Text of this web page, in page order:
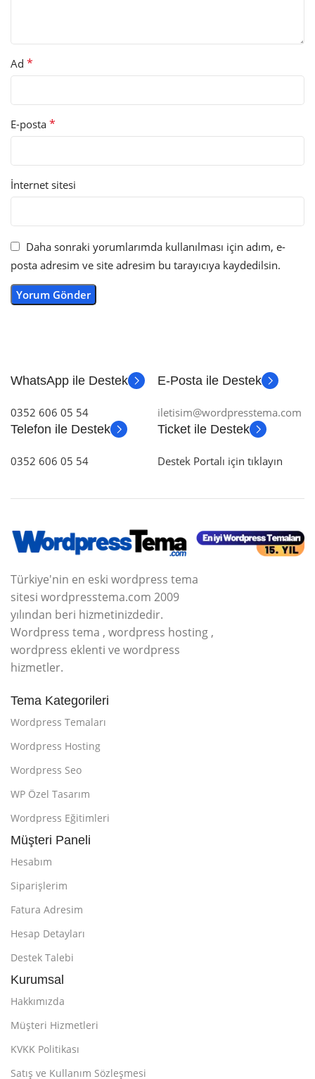
Ad *
E-posta *
İnternet sitesi
Daha sonraki yorumlarımda kullanılması için adım, e-
posta adresim ve site adresim bu tarayıcıya kaydedilsin.
WhatsApp ile Destek
0352 606 05 54
E-Posta ile Destek
iletisim@wordpresstema.com
Telefon ile Destek
0352 606 05 54
Ticket ile Destek
Destek Portalı için tıklayın
Türkiye'nin en eski wordpress tema
sitesi wordpresstema.com 2009
yılından beri hizmetinizdedir.
Wordpress tema , wordpress hosting ,
wordpress eklenti ve wordpress
hizmetler.
Tema Kategorileri
Wordpress Temaları
Wordpress Hosting
Wordpress Seo
WP Özel Tasarım
Wordpress Eğitimleri
Müşteri Paneli
Hesabım
Siparişlerim
Fatura Adresim
Hesap Detayları
Destek Talebi
Kurumsal
Hakkımızda
Müşteri Hizmetleri
KVKK Politikası
Satış ve Kullanım Sözleşmesi